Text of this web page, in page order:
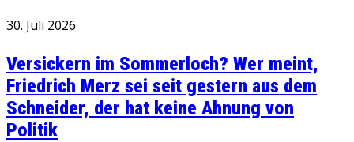
30. Juli 2026
Versickern im Sommerloch? Wer meint,
Friedrich Merz sei seit gestern aus dem
Schneider, der hat keine Ahnung von
Politik